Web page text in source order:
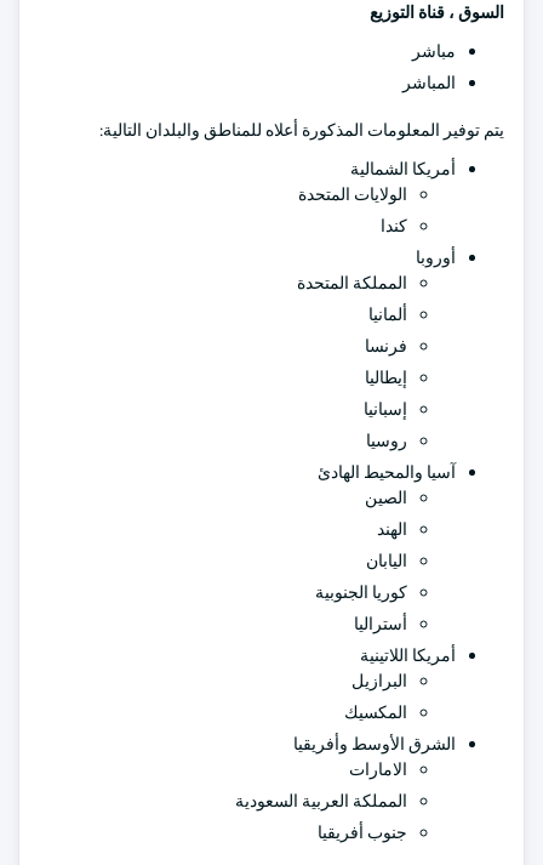
السوق ، قناة التوزيع
مباشر
المباشر
يتم توفير المعلومات المذكورة أعلاه للمناطق والبلدان التالية:
أمريكا الشمالية
الولايات المتحدة
كندا
أوروبا
المملكة المتحدة
ألمانيا
فرنسا
إيطاليا
إسبانيا
روسيا
آسيا والمحيط الهادئ
الصين
الهند
اليابان
كوريا الجنوبية
أستراليا
أمريكا اللاتينية
البرازيل
المكسيك
الشرق الأوسط وأفريقيا
الامارات
المملكة العربية السعودية
جنوب أفريقيا